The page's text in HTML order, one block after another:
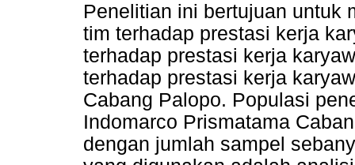
Penelitian ini bertujuan untuk
tim terhadap prestasi kerja
terhadap prestasi kerja
terhadap prestasi kerja
Cabang Palopo. Populasi
Indomarco Prismatama
dengan jumlah sampel